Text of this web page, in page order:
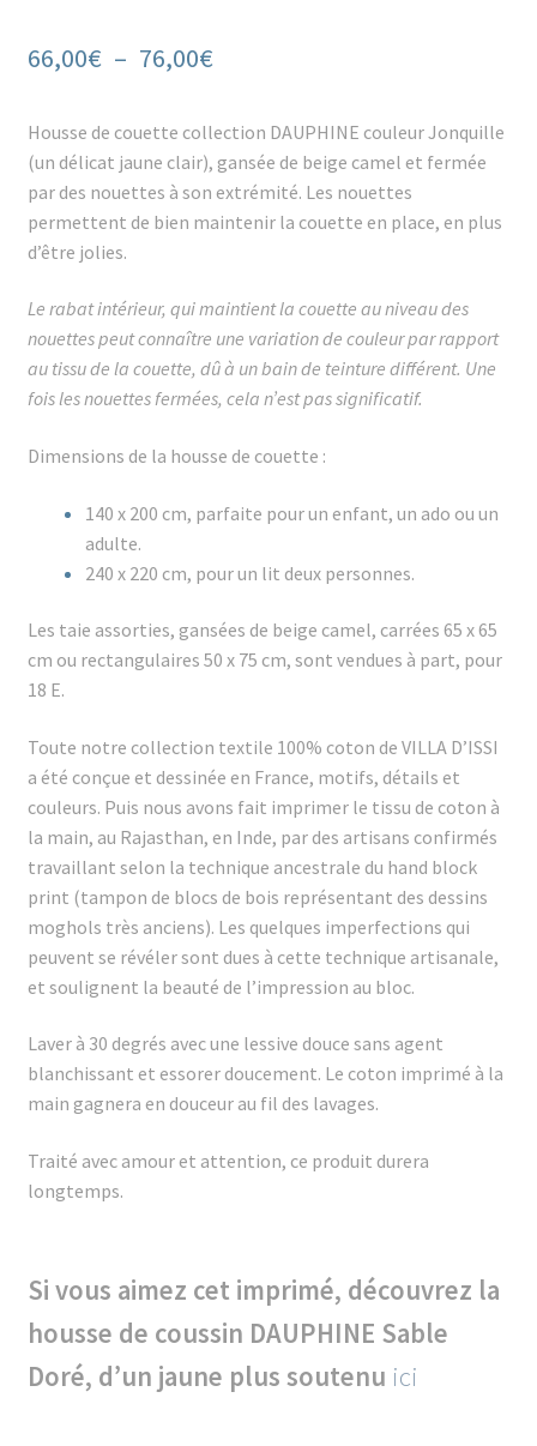
66,00€ – 76,00€Plage
prix :
66,00€
à
Housse de couette collection DAUPHINE couleur Jonquille
(un délicat jaune clair), gansée de beige camel et fermée
par des nouettes à son extrémité. Les nouettes
permettent de bien maintenir la couette en place, en plus
d’être jolies.
Le rabat intérieur, qui maintient la couette au niveau des
nouettes peut connaître une variation de couleur par rapport
au tissu de la couette, dû à un bain de teinture différent. Une
fois les nouettes fermées, cela n’est pas significatif.
Dimensions de la housse de couette :
140 x 200 cm, parfaite pour un enfant, un ado ou un
adulte.
240 x 220 cm, pour un lit deux personnes.
Les taie assorties, gansées de beige camel, carrées 65 x 65
cm ou rectangulaires 50 x 75 cm, sont vendues à part, pour
18 E.
Toute notre collection textile 100% coton de VILLA D’ISSI
a été conçue et dessinée en France, motifs, détails et
couleurs. Puis nous avons fait imprimer le tissu de coton à
la main, au Rajasthan, en Inde, par des artisans confirmés
travaillant selon la technique ancestrale du hand block
print (tampon de blocs de bois représentant des dessins
moghols très anciens). Les quelques imperfections qui
peuvent se révéler sont dues à cette technique artisanale,
et soulignent la beauté de l’impression au bloc.
Laver à 30 degrés avec une lessive douce sans agent
blanchissant et essorer doucement. Le coton imprimé à la
main gagnera en douceur au fil des lavages.
Traité avec amour et attention, ce produit durera
longtemps.
Si vous aimez cet imprimé, découvrez la
housse de coussin DAUPHINE Sable
Doré, d’un jaune plus soutenu ici